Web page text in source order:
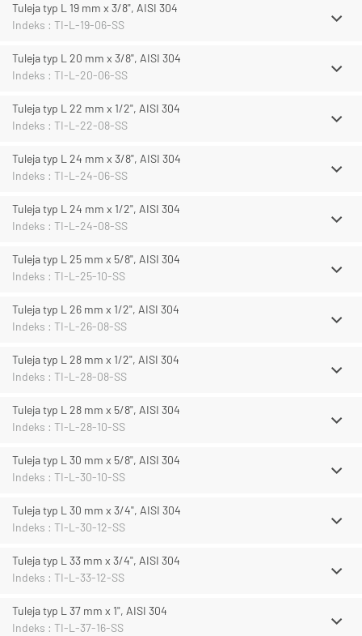
Tuleja typ L 19 mm x 3/8", AISI 304
Indeks : TI-L-19-06-SS
Tuleja typ L 20 mm x 3/8", AISI 304
Indeks : TI-L-20-06-SS
Tuleja typ L 22 mm x 1/2", AISI 304
Indeks : TI-L-22-08-SS
Tuleja typ L 24 mm x 3/8", AISI 304
Indeks : TI-L-24-06-SS
Tuleja typ L 24 mm x 1/2", AISI 304
Indeks : TI-L-24-08-SS
Tuleja typ L 25 mm x 5/8", AISI 304
Indeks : TI-L-25-10-SS
Tuleja typ L 26 mm x 1/2", AISI 304
Indeks : TI-L-26-08-SS
Tuleja typ L 28 mm x 1/2", AISI 304
Indeks : TI-L-28-08-SS
Tuleja typ L 28 mm x 5/8", AISI 304
Indeks : TI-L-28-10-SS
Tuleja typ L 30 mm x 5/8", AISI 304
Indeks : TI-L-30-10-SS
Tuleja typ L 30 mm x 3/4", AISI 304
Indeks : TI-L-30-12-SS
Tuleja typ L 33 mm x 3/4", AISI 304
Indeks : TI-L-33-12-SS
Tuleja typ L 37 mm x 1", AISI 304
Indeks : TI-L-37-16-SS